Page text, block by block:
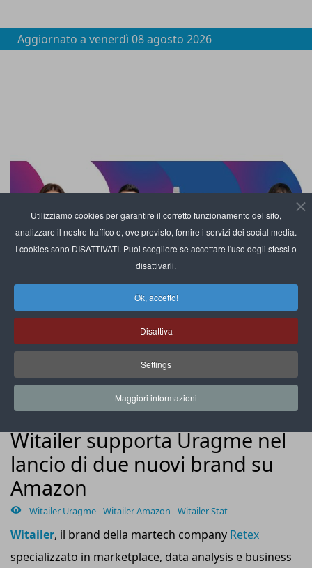
Utilizziamo cookies per garantire il corretto funzionamento del sito,
analizzare il nostro traffico e, ove previsto, fornire i servizi dei social media.
I cookies sono DISATTIVATI. Puoi scegliere se accettare l'uso degli stessi o
disattivarli.
Ok, accetto!
Disattiva
Settings
Maggiori informazioni
Aggiornato a venerdì 08 agosto 2026
Witailer ha ideato per Uragme una strategia integrata e
customizzata di advertising
Witailer supporta Uragme nel
lancio di due nuovi brand su
Amazon
-Witailer Uragme-Witailer Amazon -Witailer Stat
Witailer, il brand della martech company Retex
specializzato in marketplace, data analysis e business